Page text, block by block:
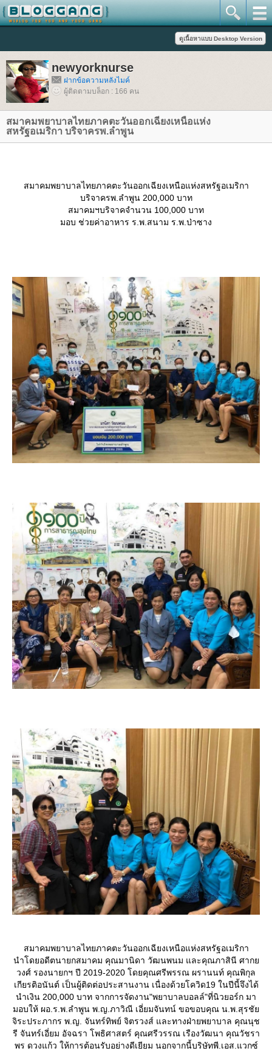
newyorknurse
ฝากข้อความหลังไมค์
ผู้ติดตามบล็อก : 166 คน
สมาคมพยาบาลไทยภาคตะวันออกเฉียงเหนือแห่ง
สหรัฐอเมริกา บริจาครพ.ลำพูน
สมาคมพยาบาลไทยภาคตะวันออกเฉียงเหนือแห่งสหรัฐอเมริกา
บริจาครพ.ลำพูน 200,000 บาท
สมาคมฯบริจาคจำนวน 100,000 บาท
มอบ ช่วยค่าอาหาร ร.พ.สนาม ร.พ.ป่าซาง
สมาคมพยาบาลไทยภาคตะวันออกเฉียงเหนือแห่งสหรัฐอเมริกา
นำโดยอดีตนายกสมาคม คุณมานิดา วัฒนพนม และคุณภาสินี ศาก
วงศ์ รองนายกฯ ปี 2019-2020 โดยคุณศรีพรรณ ผรานนท์ คุณพิกุล
เกียรติอนันต์ เป็นผู้ติดต่อประสานงาน เนื่องด้วยโควิด19 ในปีนี้จึงได้
นำเงิน 200,000 บาท จากการจัดงาน"พยาบาลบอลล์"ที่นิวยอร์ก มา
มอบให้ ผอ.ร.พ.ลำพูน พ.ญ.ภาวิณี เอี่ยมจันทน์ ขอขอบคุณ น.พ.สุรชั
จิระประภากร พ.ญ. จันทร์ทิพย์ จิตรวงส์ และทางฝ่ายพยาบาล คุณนุช
รี จันทร์เอี่ยม อัจฉรา โพธิศาสตร์ คุณศรีวรรณ เรืองวัฒนา คุณวัชรา
พร ดวงแก้ว ให้การต้อนรับอย่างดีเยียม นอกจากนี้บริษัทพี.เอส.แวกซ์